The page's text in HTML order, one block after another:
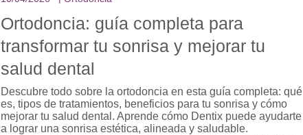
Ortodoncia: guía completa para
transformar tu sonrisa y mejorar tu
salud dental
Descubre todo sobre la ortodoncia en esta guía completa: qué
es, tipos de tratamientos, beneficios para tu sonrisa y cómo
mejorar tu salud dental. Aprende cómo Dentix puede ayudarte
a lograr una sonrisa estética, alineada y saludable.